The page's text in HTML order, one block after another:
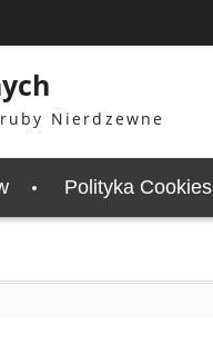
Nierdzewne
Polityka Cookies